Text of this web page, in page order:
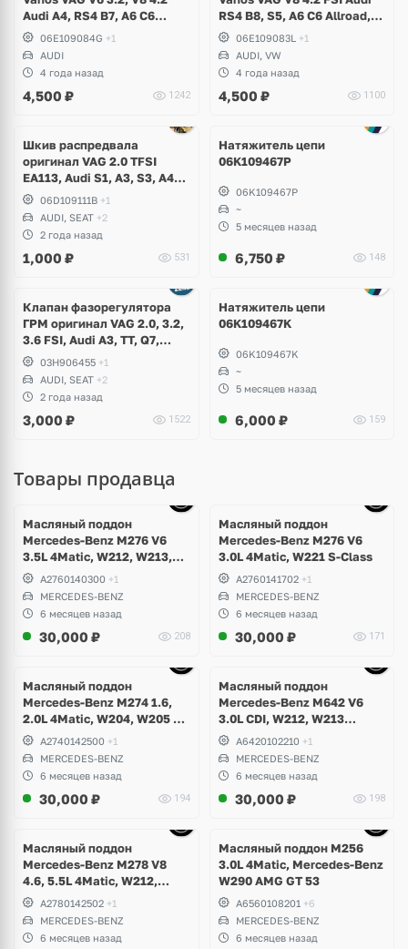
Audi A4, RS4 B7, A6 C6
Allroad, A8 D3
06E109084G +1
AUDI
4 года назад
4,500 ₽ 1242
RS4 B8, S5, A6 C6 Allroad,
A8 D3, Q7, R8 Spyder,
Volkswagen Touareg
06E109083L
+1
AUDI, VW
4 года назад
4,500 ₽ 1100
Шкив распредвала
оригинал VAG 2.0 TFSI
EA113, Audi S1, A3, S3, A4
B6, B7, A6 C6, TT, TTS,
Volkswagen Golf 5 GTI, 6 R,
Scirocco, Eos, Jetta, Passat
B6, Skoda Octavia A5 RS,
Seat Leon Cupra
06D109111B +1
AUDI, SEAT +2
2 года назад
1,000 ₽ 531
Натяжитель цепи
06K109467P
06K109467P
~
5 месяцев назад
6,750 ₽ 148
Клапан фазорегулятора
ГРМ оригинал VAG 2.0, 3.2,
3.6 FSI, Audi A3, TT, Q7,
Volkswagen Golf 5 R32,
Jetta, Passat B6 R36, CC,
Touareg GP, NF, Eos,
Teramont, Phaeton, Skoda
Octavia A5, Superb
03H906455 +1
AUDI, SEAT +2
2 года назад
3,000 ₽ 1522
Натяжитель цепи
06K109467K
06K109467K
~
5 месяцев назад
6,000 ₽ 159
Товары продавца
Масляный поддон
Mercedes-Benz M276 V6
3.5L 4Matic, W212, W213,
W207, W253 GLC 43 AMG,
GLE W166, GLK X204, W217,
W221, W222 S-Class,
Maybach
A2760140300 +1
MERCEDES-BENZ
6 месяцев назад
30,000 ₽ 208
Масляный поддон
Mercedes-Benz M276 V6
3.0L 4Matic, W221 S-Class
A2760141702 +1
MERCEDES-BENZ
6 месяцев назад
30,000 ₽ 171
Масляный поддон
Mercedes-Benz M274 1.6,
2.0L 4Matic, W204, W205 C-
Class, GLK, W212, W213 E-
Class, W253 GLC
A2740142500 +1
MERCEDES-BENZ
6 месяцев назад
30,000 ₽ 194
Масляный поддон
Mercedes-Benz M642 V6
3.0L CDI, W212, W213
E350d, W463 G350d, W253
GLC 350d, W166 GL, GLE,
GLS, W292 GLE350d, W251
R350d, W217, W222 S400d
A6420102210 +1
MERCEDES-BENZ
6 месяцев назад
30,000 ₽ 198
Масляный поддон
Mercedes-Benz M278 V8
4.6, 5.5L 4Matic, W212,
W207 E500, E63 AMG, W216
CL500, W218 CLS 500, 63,
W166 ML, GLS, GLE 63S,
W217, W221, W222 S63,
A2780142502 +1
MERCEDES-BENZ
6 месяцев назад
Масляный поддон M256
3.0L 4Matic, Mercedes-Benz
W290 AMG GT 53
A6560108201 +6
MERCEDES-BENZ
6 месяцев назад